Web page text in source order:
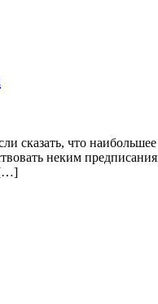
сказать, что
неким
[…]